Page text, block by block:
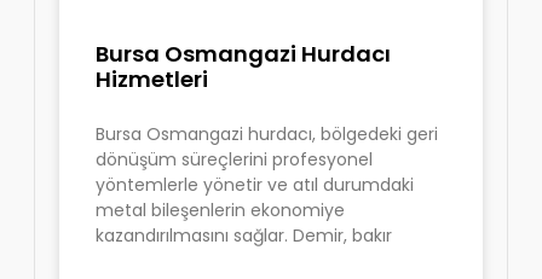
Bursa Osmangazi Hurdacı
Hizmetleri
Bursa Osmangazi hurdacı, bölgedeki geri
dönüşüm süreçlerini profesyonel
yöntemlerle yönetir ve atıl durumdaki
metal bileşenlerin ekonomiye
kazandırılmasını sağlar. Demir, bakır